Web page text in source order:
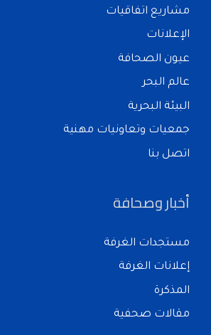
مشاريع اتفاقيات
الإعلانات
عيون الصحافة
عالم البحر
البيئة البحرية
جمعيات وتعاونيات مهنية
اتصل بنا
أخبار وصحافة
مستجدات الغرفة
إعلانات الغرفة
المذكرة
مقالات صحفية